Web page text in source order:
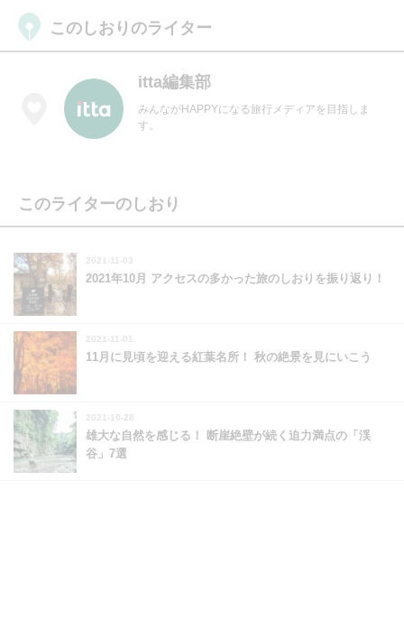
このしおりのライター
itta編集部
みんながHAPPYになる旅行メディアを目指しま
す。
このライターのしおり
2021-11-03
2021年10月 アクセスの多かった旅のしおりを振り返り！
2021-11-01
11月に見頃を迎える紅葉名所！ 秋の絶景を見にいこう
2021-10-28
雄大な自然を感じる！ 断崖絶壁が続く迫力満点の「渓
谷」7選